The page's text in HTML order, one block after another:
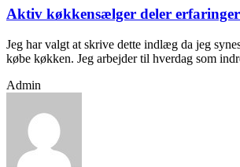
Aktiv køkkensælger deler
Jeg har valgt at skrive dette indlæg da jeg
købe køkken. Jeg arbejder til hverdag som
Admin